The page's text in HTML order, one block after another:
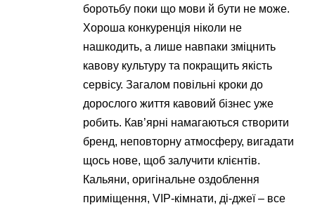
боротьбу поки що мови й бути не може.
Хороша конкуренція ніколи не
нашкодить, а лише навпаки зміцнить
кавову культуру та покращить якість
сервісу. Загалом повільні кроки до
дорослого життя кавовий бізнес уже
робить. Кав’ярні намагаються створити
бренд, неповторну атмосферу, вигадати
щось нове, щоб залучити клієнтів.
Кальяни, оригінальне оздоблення
приміщення, VIP-кімнати, ді-джеї – все